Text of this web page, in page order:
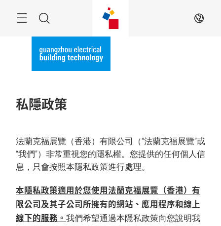
目
ZH
私隱政策
法蘭克福展覽（香港）有限公司（“法蘭克福展覽”或
“我們”）非常重視您的隱私權。您提供的任何個人信
息，只會按照本隱私政策進行處理。
本隱私政策適用於您使用法蘭克福展覽（香港）有
限公司及其子公司所擁有的網站、應用程序和線上
線下的服務。 我們希望通過本隱私政策向您說明我